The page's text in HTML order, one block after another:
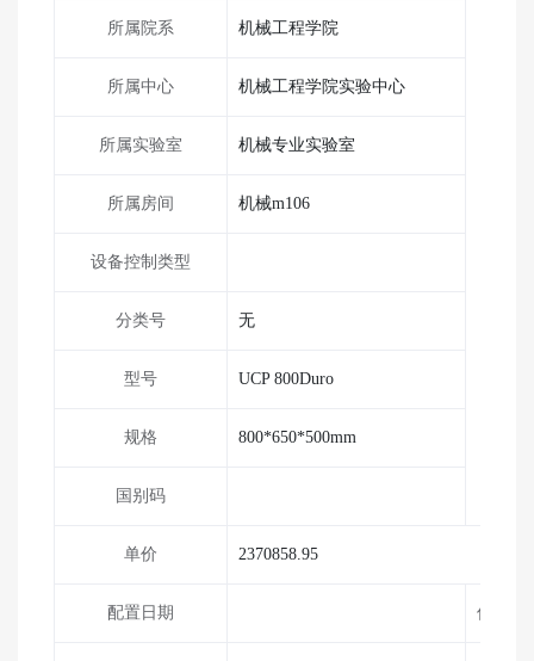
所属院系 机械工程学院
所属中心 机械工程学院实验中心
所属实验室 机械专业实验室
所属房间 机械m106
设备控制类型
分类号 无
型号 UCP 800Duro
规格 800*650*500mm
国别码
单价 2370858.95
配置日期 仪器技